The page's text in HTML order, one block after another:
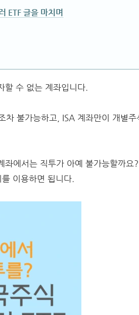
ETF 글을 마치며
할 수 없는 계좌입니다.
차 불가능하고, ISA 계좌만이 개별주
에서는 직투가 아예 불가능할까요
이용하면 됩니다.